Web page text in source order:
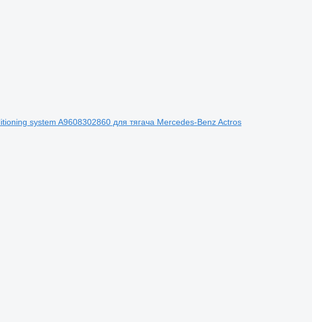
system A9608302860 для тягача Mercedes-Benz Actros